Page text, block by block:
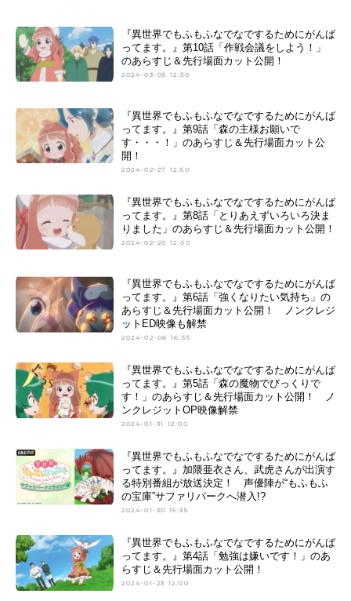
『異世界でもふもふなでなでするためにがんば
ってます。』第10話「作戦会議をしよう！」
のあらすじ＆先行場面カット公開！
2024-03-05 12:30
『異世界でもふもふなでなでするためにがんば
ってます。』第9話「森の主様お願いで
す・・・！」のあらすじ＆先行場面カット公
開！
2024-02-27 12:50
『異世界でもふもふなでなでするためにがんば
ってます。』第8話「とりあえずいろいろ決ま
りました」のあらすじ＆先行場面カット公開！
2024-02-20 12:00
『異世界でもふもふなでなでするためにがんば
ってます。』第6話「強くなりたい気持ち」の
あらすじ＆先行場面カット公開！ ノンクレジ
ットED映像も解禁
2024-02-06 16:55
『異世界でもふもふなでなでするためにがんば
ってます。』第5話「森の魔物でびっくりで
す！」のあらすじ＆先行場面カット公開！ ノ
ンクレジットOP映像解禁
2024-01-31 12:00
『異世界でもふもふなでなでするためにがんば
ってます。』加隈亜衣さん、武虎さんが出演す
る特別番組が放送決定！ 声優陣が“もふもふ
の宝庫”サファリパークへ潜入!?
2024-01-30 15:35
『異世界でもふもふなでなでするためにがんば
ってます。』第4話「勉強は嫌いです！」のあ
らすじ＆先行場面カット公開！
2024-01-23 12:00